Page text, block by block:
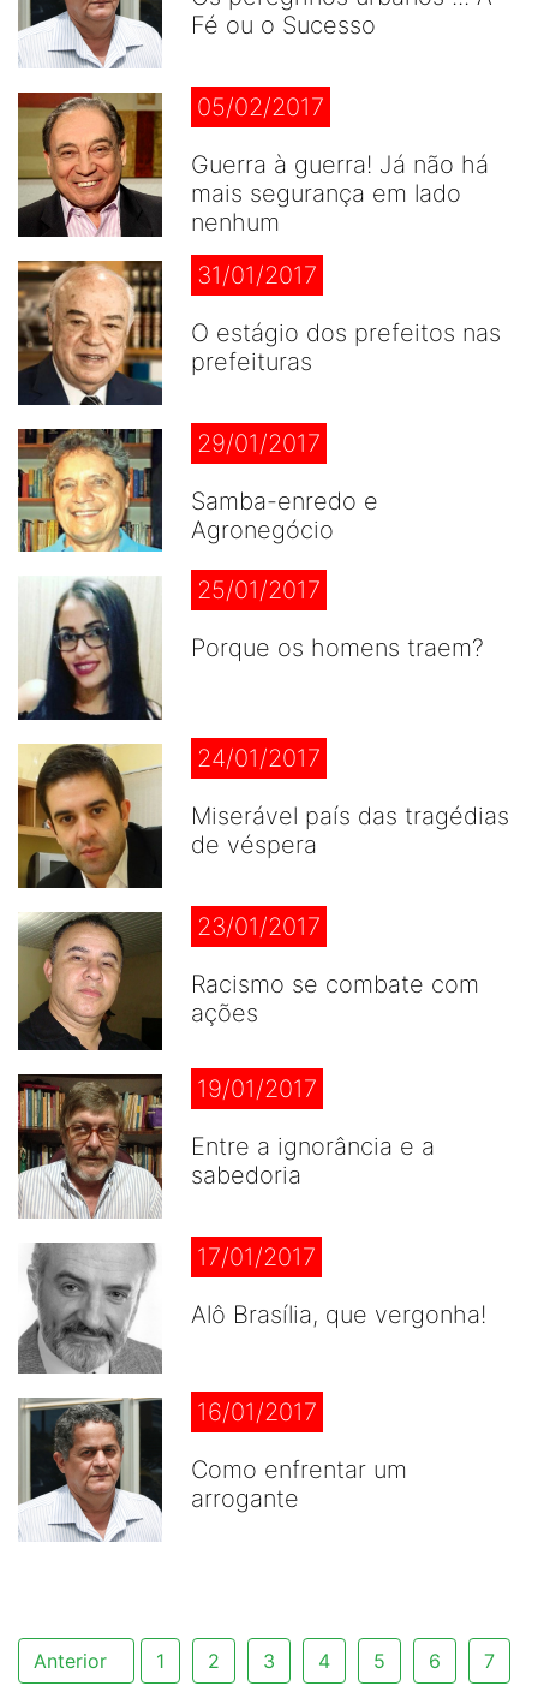
Fé ou o Sucesso
05/02/2017
Guerra à guerra! Já não há
mais segurança em lado
nenhum
31/01/2017
O estágio dos prefeitos nas
prefeituras
29/01/2017
Samba-enredo e
Agronegócio
25/01/2017
Porque os homens traem?
24/01/2017
Miserável país das tragédias
de véspera
23/01/2017
Racismo se combate com
ações
19/01/2017
Entre a ignorância e a
sabedoria
17/01/2017
Alô Brasília, que vergonha!
16/01/2017
Como enfrentar um
arrogante
Anterior 1 2 3 4 5 6 7